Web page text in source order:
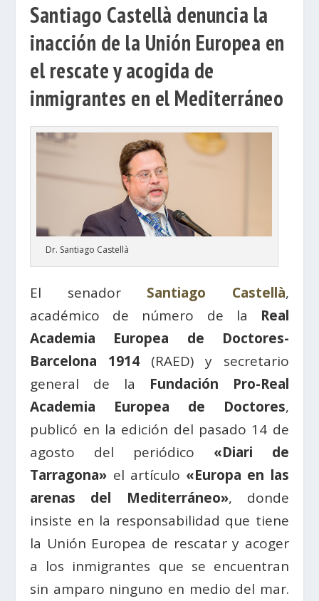
Santiago Castellà denuncia la
inacción de la Unión Europea en
el rescate y acogida de
inmigrantes en el Mediterráneo
Dr. Santiago Castellà
El senador Santiago Castellà,
académico de número de la Real
Academia Europea de Doctores-
Barcelona 1914 (RAED) y secretario
general de la Fundación Pro-Real
Academia Europea de Doctores,
publicó en la edición del pasado 14 de
agosto del periódico «Diari de
Tarragona» el artículo «Europa en las
arenas del Mediterráneo», donde
insiste en la responsabilidad que tiene
la Unión Europea de rescatar y acoger
a los inmigrantes que se encuentran
sin amparo ninguno en medio del mar.